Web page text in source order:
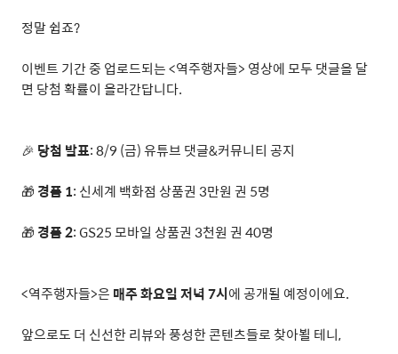
정말 쉽죠?
이벤트 기간 중 업로드되는<역주행자들> 영상에 모두 댓글을 달
면 당첨 확률이 올라간답니다.
🎉 당첨 발표: 8/9 (금)유튜브 댓글&커뮤니티 공지
🎁 경품1: 신세계 백화점 상품권 3만원 권 5명
🎁 경품2: GS25모바일 상품권 3천원 권 40명
<역주행자들>은 매주 화요일 저녁7시에 공개될 예정이에요.
앞으로도 더 신선한 리뷰와 풍성한 콘텐츠들로 찾아뵐 테니,